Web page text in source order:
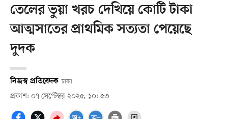
তেলের ভুয়া খরচ দেখিয়ে কোটি টাকা
আত্মসাতের প্রাথমিক সত্যতা পেয়েছে
দুদক
নিজস্ব প্রতিবেদক ঢাকা
প্রকাশ: ০৭ সেপ্টেম্বর ২০২৫, ১০: ৫৩